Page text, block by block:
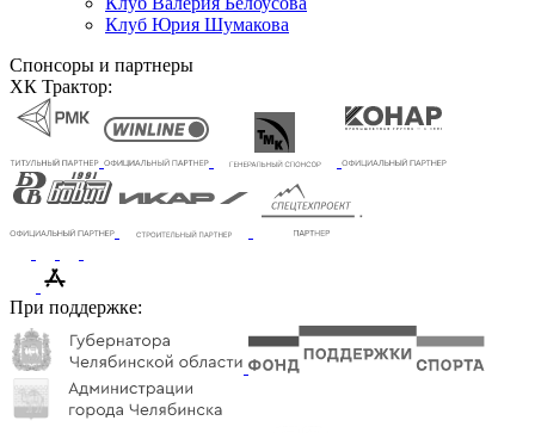
Клуб Юрия Шумакова
Спонсоры и партнеры
ХК Трактор:
При поддержке: